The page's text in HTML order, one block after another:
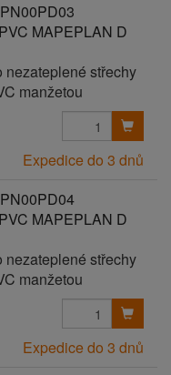
MAPEPLAN D
nezateplené střechy
manžetou
Expedice do 3 dnů
MAPEPLAN D
nezateplené střechy
manžetou
Expedice do 3 dnů